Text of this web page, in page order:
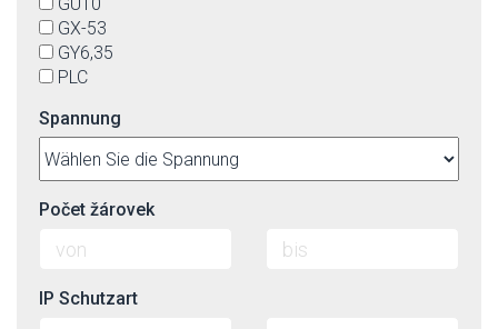
GX-53
GY6,35
PLC
Spannung
Počet žárovek
IP Schutzart